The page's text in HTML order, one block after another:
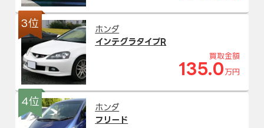
3位
ホンダ
インテグラタイプR
買取金額
135.0 万円
4位
ホンダ
フリード